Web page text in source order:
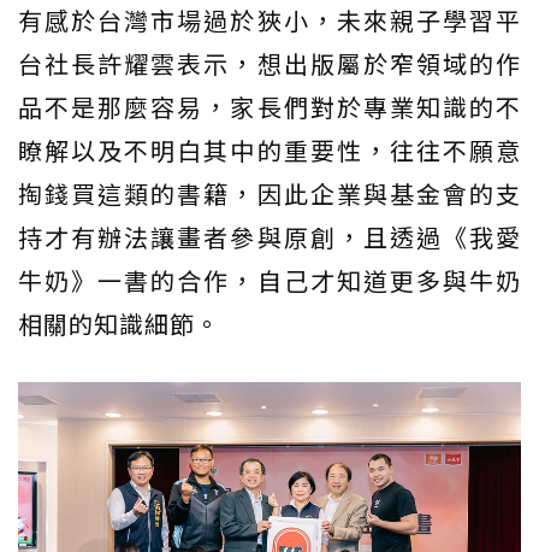
有感於台灣市場過於狹小，未來親子學習平
台社長許耀雲表示，想出版屬於窄領域的作
品不是那麼容易，家長們對於專業知識的不
瞭解以及不明白其中的重要性，往往不願意
掏錢買這類的書籍，因此企業與基金會的支
持才有辦法讓畫者參與原創，且透過《我愛
牛奶》一書的合作，自己才知道更多與牛奶
相關的知識細節。